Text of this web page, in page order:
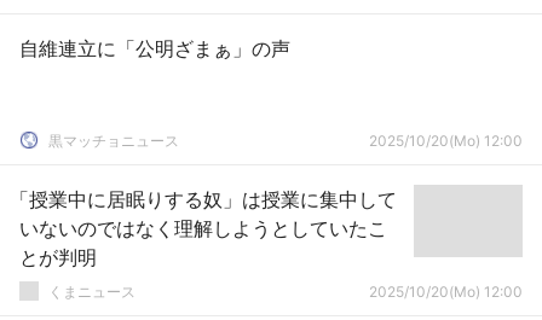
自維連立に「公明ざまぁ」の声
黒マッチョニュース 2025/10/20(Mo) 12:00
「授業中に居眠りする奴」は授業に集中して
いないのではなく理解しようとしていたこ
とが判明
くまニュース 2025/10/20(Mo) 12:00